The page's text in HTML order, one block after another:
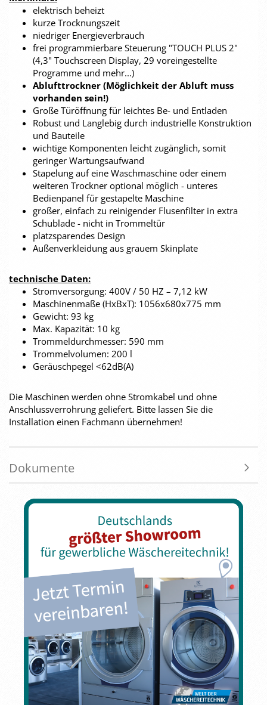
elektrisch beheizt
kurze Trocknungszeit
niedriger Energieverbrauch
frei programmierbare Steuerung "TOUCH PLUS 2"
(4,3" Touchscreen Display, 29 voreingestellte
Programme und mehr...)
Ablufttrockner (Möglichkeit der Abluft muss
vorhanden sein!)
Große Türöffnung für leichtes Be- und Entladen
Robust und Langlebig durch industrielle Konstruktion
und Bauteile
wichtige Komponenten leicht zugänglich, somit
geringer Wartungsaufwand
Stapelung auf eine Waschmaschine oder einem
weiteren Trockner optional möglich - unteres
Bedienpanel für gestapelte Maschine
großer, einfach zu reinigender Flusenfilter in extra
Schublade - nicht in Trommeltür
platzsparendes Design
Außenverkleidung aus grauem Skinplate
technische Daten:
Stromversorgung: 400V / 50 HZ – 7,12 kW
Maschinenmaße (HxBxT): 1056x680x775 mm
Gewicht: 93 kg
Max. Kapazität: 10 kg
Trommeldurchmesser: 590 mm
Trommelvolumen: 200 l
Geräuschpegel <62dB(A)
Die Maschinen werden ohne Stromkabel und ohne
Anschlussverrohrung geliefert. Bitte lassen Sie die
Installation einen Fachmann übernehmen!
Dokumente